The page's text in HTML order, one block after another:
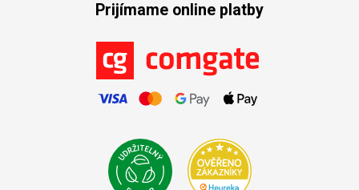
Prijímame online platby